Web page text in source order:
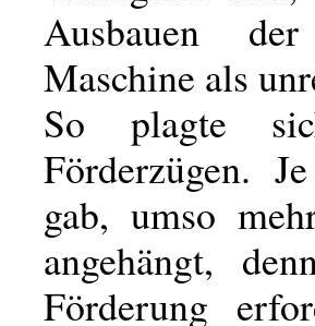
Ausbauen
Maschine als
So plagte
Förderzügen.
gab, umso
angehängt,
Förderung